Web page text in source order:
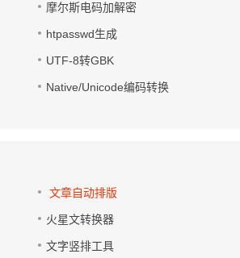
摩尔斯电码加解密
htpasswd生成
UTF-8转GBK
Native/Unicode编码转换
文章自动排版
火星文转换器
文字竖排工具